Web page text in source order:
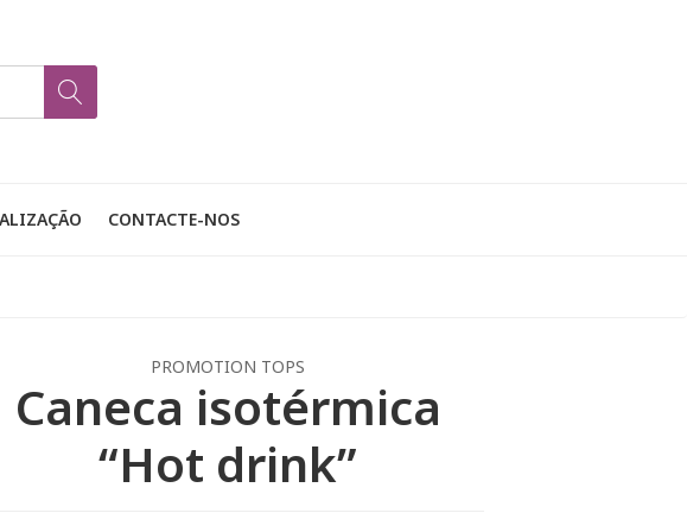
CONTACTE-NOS
PROMOTION TOPS
Caneca isotérmica
“Hot drink”